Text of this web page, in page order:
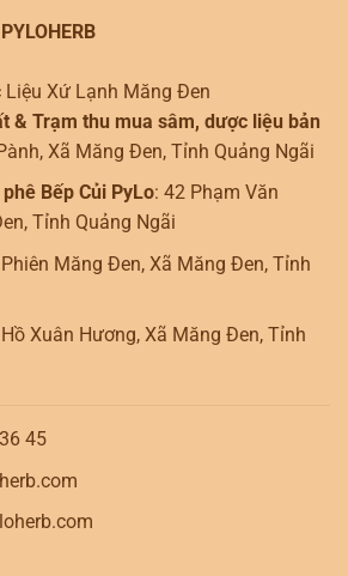
Xứ Lạnh Măng Đen
& Trạm thu mua sâm, dược liệu bản
Xã Măng Đen, Tỉnh Quảng Ngãi
Bếp Củi PyLo: 42 Phạm Văn
Tỉnh Quảng Ngãi
Măng Đen, Xã Măng Đen, Tỉnh
Xuân Hương, Xã Măng Đen, Tỉnh
45